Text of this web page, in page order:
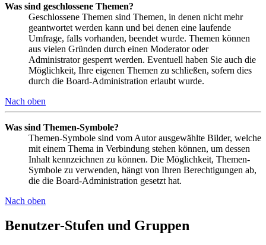
Was sind geschlossene Themen?
Geschlossene Themen sind Themen, in denen nicht mehr
geantwortet werden kann und bei denen eine laufende
Umfrage, falls vorhanden, beendet wurde. Themen können
aus vielen Gründen durch einen Moderator oder
Administrator gesperrt werden. Eventuell haben Sie auch die
Möglichkeit, Ihre eigenen Themen zu schließen, sofern dies
durch die Board-Administration erlaubt wurde.
Nach oben
Was sind Themen-Symbole?
Themen-Symbole sind vom Autor ausgewählte Bilder, welche
mit einem Thema in Verbindung stehen können, um dessen
Inhalt kennzeichnen zu können. Die Möglichkeit, Themen-
Symbole zu verwenden, hängt von Ihren Berechtigungen ab,
die die Board-Administration gesetzt hat.
Nach oben
Benutzer-Stufen und Gruppen